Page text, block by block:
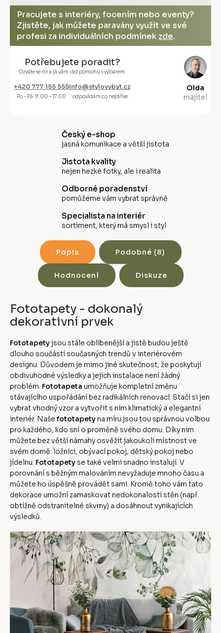
Pracujete s interiéry, focením nebo eventy?
Zjistěte, jak můžete paravány využít ve své
profesi za individuálních podmínek zde.
Potřebujete poradit?
Ozvěte se mi a já vám rád pomohu s výběrem.
+420 777 155 555
Po – Pá 9:00 – 17:00
info@stylovybyt.cz
odpovídám co nejdříve
Olda
majitel
Český e-shop
jasná komunikace a větší jistota
Jistota kvality
nejen hezké fotky, ale i realita
Odborné poradenství
pomůžeme vám vybrat správně
Specialista na interiér
sortiment, který má smysl i styl
Popis Podobné (8)
Hodnocení Diskuze
Fototapety - dokonalý
dekorativní prvek
Fototapetyjsou stále oblíbenější a jistě budou ještě
dlouho součástí současných trendů v interiérovém
designu. Důvodem je mimo jiné skutečnost, že poskytují
obdivuhodné výsledky a jejich instalace není žádný
problém. Fototapeta umožňuje kompletní změnu
stávajícího uspořádání bez radikálních renovací. Stačí si jen
vybrat vhodný vzor a vytvořit s ním klimatický a elegantní
interiér. Naše fototapetyna míru jsou tou správnou volbou
pro každého, kdo sní o proměně svého domu. Díky nim
můžete bez větší námahy osvěžit jakoukoli místnost ve
svém domě: ložnici, obývací pokoj, dětský pokoj nebo
jídelnu. Fototapety se také velmi snadno instalují. V
porovnání s běžným malováním nevyžaduje mnoho času a
můžete ho úspěšně provádět sami. Kromě toho vám tato
dekorace umožní zamaskovat nedokonalosti stěn (např.
obtížně odstranitelné skvrny) a dosáhnout vynikajících
výsledků.